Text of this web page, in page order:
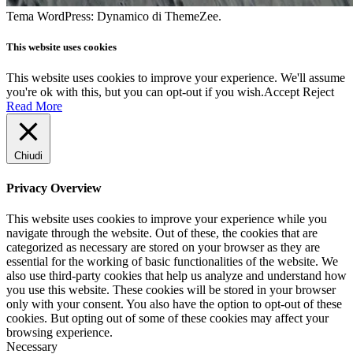
Tema WordPress: Dynamico di ThemeZee.
This website uses cookies
This website uses cookies to improve your experience. We'll assume
you're ok with this, but you can opt-out if you wish.Accept Reject
Read More
Chiudi
Privacy Overview
This website uses cookies to improve your experience while you
navigate through the website. Out of these, the cookies that are
categorized as necessary are stored on your browser as they are
essential for the working of basic functionalities of the website. We
also use third-party cookies that help us analyze and understand how
you use this website. These cookies will be stored in your browser
only with your consent. You also have the option to opt-out of these
cookies. But opting out of some of these cookies may affect your
browsing experience.
Necessary